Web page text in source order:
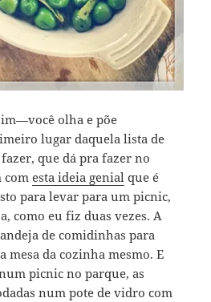
olha e põe
lugar daquela lista de
que dá pra fazer no
comesta ideia genial que é
para levar para um picnic,
como eu fiz duas vezes. A
de comidinhas para
mesa da cozinha mesmo. E
picnic no parque, as
num pote de vidro com